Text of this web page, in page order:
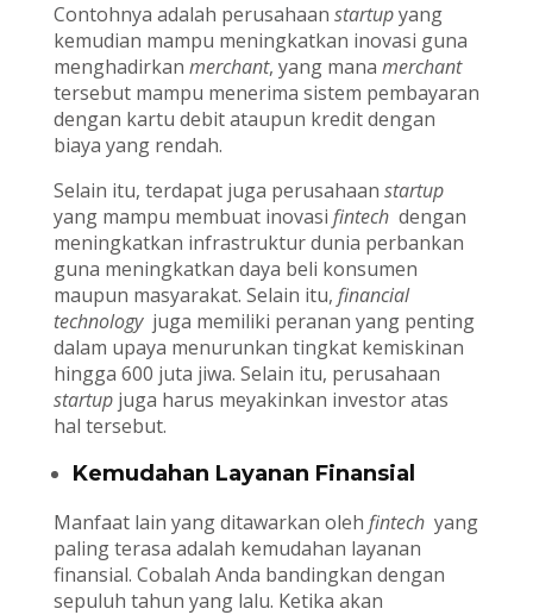
Contohnya adalah perusahaan startupyang
kemudian mampu meningkatkan inovasi guna
menghadirkan merchant, yang mana merchant
tersebut mampu menerima sistem pembayaran
dengan kartu debit ataupun kredit dengan
biaya yang rendah.
Selain itu, terdapat juga perusahaan startup
yang mampu membuat inovasi fintech dengan
meningkatkan infrastruktur dunia perbankan
guna meningkatkan daya beli konsumen
maupun masyarakat. Selain itu, financial
technology juga memiliki peranan yang penting
dalam upaya menurunkan tingkat kemiskinan
hingga 600 juta jiwa. Selain itu, perusahaan
startupjuga harus meyakinkan investor atas
hal tersebut.
Kemudahan Layanan Finansial
Manfaat lain yang ditawarkan oleh fintech yang
paling terasa adalah kemudahan layanan
finansial. Cobalah Anda bandingkan dengan
sepuluh tahun yang lalu. Ketika akan